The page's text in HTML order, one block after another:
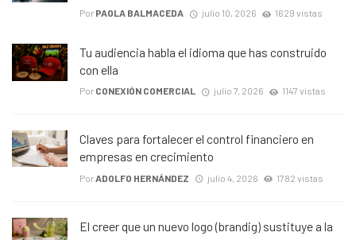
Por PAOLA BALMACEDA julio 10, 2026 1629 vistas
Tu audiencia habla el idioma que has construido
con ella
Por CONEXIÓN COMERCIAL julio 7, 2026 1147 vistas
Claves para fortalecer el control financiero en
empresas en crecimiento
Por ADOLFO HERNÁNDEZ julio 4, 2026 1782 vistas
El creer que un nuevo logo (brandig) sustituye a la